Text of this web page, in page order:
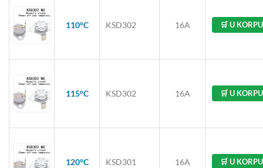
110°C KSD302 16A 🛒 U KORPU
115°C KSD302 16A 🛒 U KORPU
120°C KSD301 16A 🛒 U KORPU